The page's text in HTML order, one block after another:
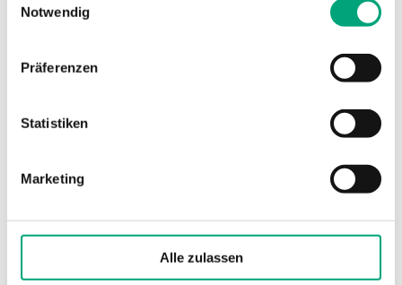
Notwendig
Präferenzen
Statistiken
Marketing
Alle zulassen
REGIN
Warm- oder Kaltwasser oder Wasser-Glykol-
Gemisch in Heizungs- bzw. Lüftungsanlagen…